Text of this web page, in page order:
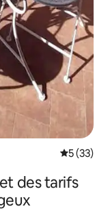
5 (33)
des tarifs